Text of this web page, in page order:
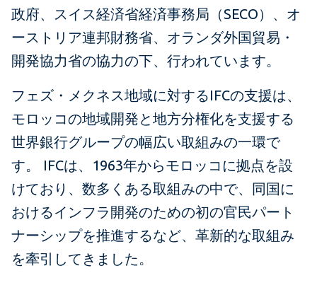
政府、スイス経済省経済事務局（SECO）、オ
ーストリア連邦財務省、オランダ外国貿易・
開発協力省の協力の下、行われています。
フェズ・メクネス地域に対するIFCの支援は、
モロッコの地域開発と地方分権化を支援する
世界銀行グループの幅広い取組みの一環で
す。 IFCは、1963年からモロッコに拠点を設
けており、数多くある取組みの中で、同国に
おけるインフラ開発のための初の官民パート
ナーシップを推進するなど、革新的な取組み
を牽引してきました。